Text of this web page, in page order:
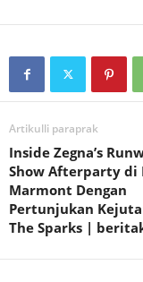
Artikulli paraprak
Inside Zegna’s
Show Afterparty di
Marmont Dengan
Pertunjukan
The Sparks |